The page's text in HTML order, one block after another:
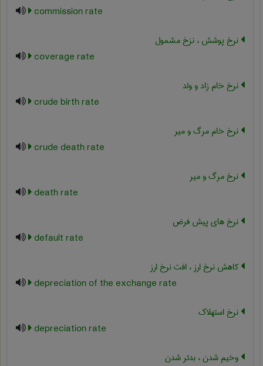
commission rate
نرخ پوشش ، نزخ مشمول
coverage rate
نرخ خام زاد و ولد
crude birth rate
نرخ خام مرگ و میر
crude death rate
نرخ مرگ و میر
death rate
نرخ های پیش فرض
default rate
کاهش نرخ ارز ، افت نرخ ارز
depreciation of the exchange rate
نرخ استهلاک
depreciation rate
وخیم شدن ، بدتر شدن